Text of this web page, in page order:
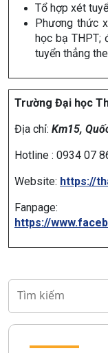
‎Tổ hợp xét
‎Phương thức
học bạ THPT;
tuyển thẳng
Trường Đại học
Địa chỉ: Km15,
Hotline : 0934 07
Website: https://
Fanpage:
https://